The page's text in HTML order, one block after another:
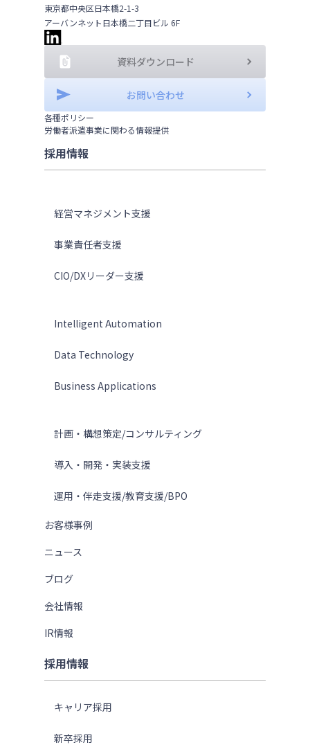
東京都中央区日本橋2-1-3
アーバンネット日本橋二丁目ビル 6F
資料ダウンロード
お問い合わせ
各種ポリシー
労働者派遣事業に関わる情報提供
採用情報
経営マネジメント支援
事業責任者支援
CIO/DXリーダー支援
Intelligent Automation
Data Technology
Business Applications
計画・構想策定/コンサルティング
導入・開発・実装支援
運用・伴走支援/教育支援/BPO
お客様事例
ニュース
ブログ
会社情報
IR情報
採用情報
キャリア採用
新卒採用